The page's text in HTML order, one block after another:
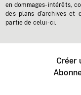
en dommages-intérêts,
des plans d'archives et
partie de celui-ci.
Créer